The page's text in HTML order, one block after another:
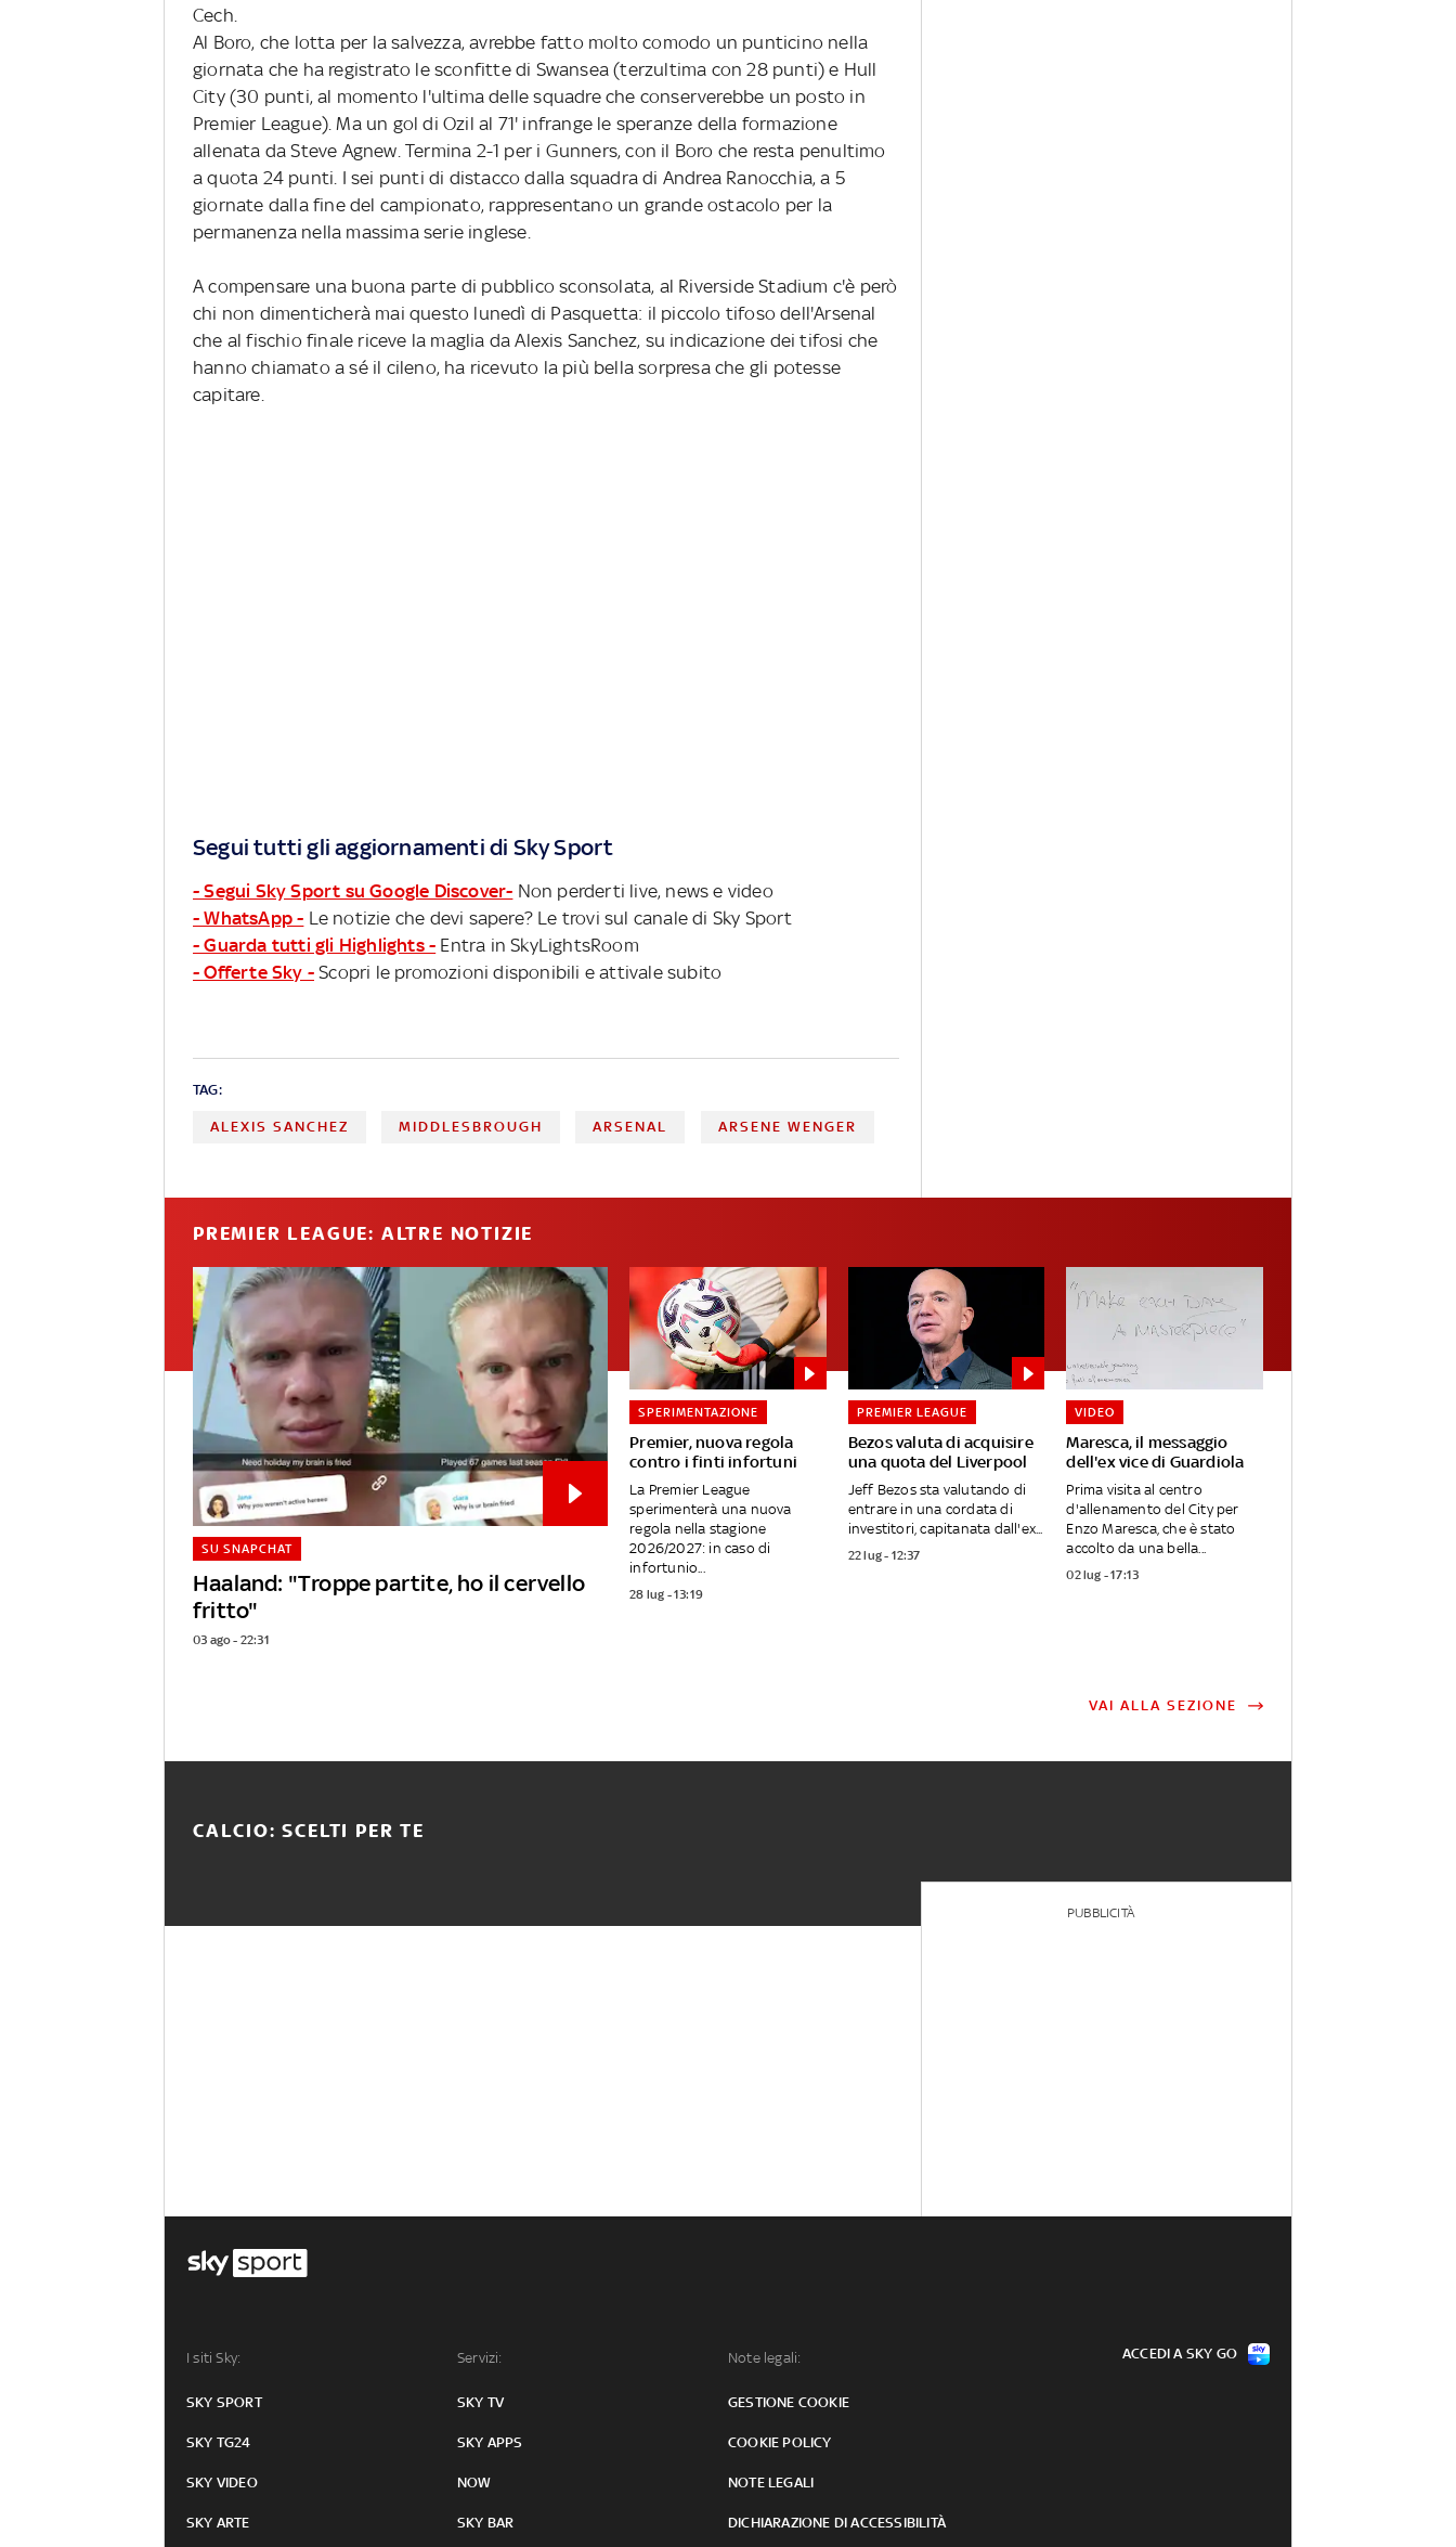
Cech.
Al Boro, che lotta per la salvezza, avrebbe fatto molto comodo un punticino nella
giornata che ha registrato le sconfitte di Swansea (terzultima con 28 punti) e Hull
City (30 punti, al momento l'ultima delle squadre che conserverebbe un posto in
Premier League). Ma un gol di Ozil al 71' infrange le speranze della formazione
allenata da Steve Agnew. Termina 2-1 per i Gunners, con il Boro che resta penultimo
a quota 24 punti. I sei punti di distacco dalla squadra di Andrea Ranocchia, a 5
giornate dalla fine del campionato, rappresentano un grande ostacolo per la
permanenza nella massima serie inglese.
A compensare una buona parte di pubblico sconsolata, al Riverside Stadium c'è però
chi non dimenticherà mai questo lunedì di Pasquetta: il piccolo tifoso dell'Arsenal
che al fischio finale riceve la maglia da Alexis Sanchez, su indicazione dei tifosi che
hanno chiamato a sé il cileno, ha ricevuto la più bella sorpresa che gli potesse
capitare.
Segui tutti gli aggiornamenti di Sky Sport
- Segui Sky Sport su Google Discover- Non perderti live, news e video
- WhatsApp - Le notizie che devi sapere? Le trovi sul canale di Sky Sport
- Guarda tutti gli Highlights - Entra in SkyLightsRoom
- Offerte Sky - Scopri le promozioni disponibili e attivale subito
TAG:
ALEXIS SANCHEZ MIDDLESBROUGH ARSENAL ARSENE WENGER
PREMIER LEAGUE: ALTRE NOTIZIE
Haaland: "Troppe partite, ho il cervello
fritto"
SU SNAPCHAT
03 ago - 22:31
Premier, nuova regola
contro i finti infortuni
SPERIMENTAZIONE
La Premier League
sperimenterà una nuova
regola nella stagione
2026/2027: in caso di
infortunio...
28 lug - 13:19
Bezos valuta di acquisire
una quota del Liverpool
PREMIER LEAGUE
Jeff Bezos sta valutando di
entrare in una cordata di
investitori, capitanata dall'ex...
22 lug - 12:37
Maresca, il messaggio
dell'ex vice di Guardiola
VIDEO
Prima visita al centro
d'allenamento del City per
Enzo Maresca, che è stato
accolto da una bella...
02 lug - 17:13
VAI ALLA SEZIONE
CALCIO: SCELTI PER TE
PUBBLICITÀ
I siti Sky:
SKY SPORT
SKY TG24
SKY VIDEO
SKY ARTE
Servizi:
SKY TV
SKY APPS
NOW
SKY BAR
Note legali:
GESTIONE COOKIE
COOKIE POLICY
NOTE LEGALI
DICHIARAZIONE DI ACCESSIBILITÀ
ACCEDI A SKY GO